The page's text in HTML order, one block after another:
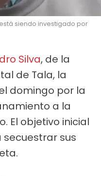
siendo investigado por
Silva, de la
de Tala, la
domingo por la
a la
El objetivo inicial
sus